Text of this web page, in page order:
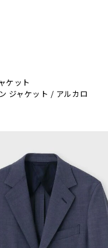
ケット
ジャケット / アルカロ